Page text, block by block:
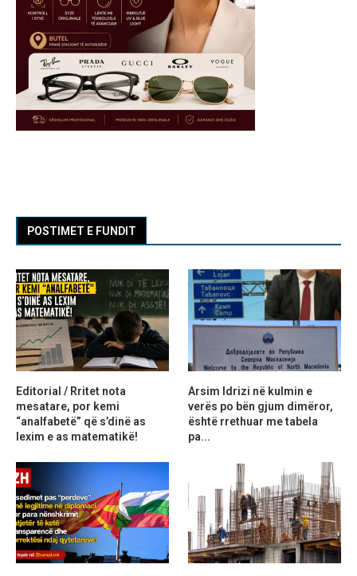
POSTIMET E FUNDIT
Editorial / Rritet nota
mesatare, por kemi
“analfabetë” që s’dinë as
lexim e as matematikë!
Arsim Idrizi në kulmin e
verës po bën gjum dimëror,
është rrethuar me tabela
pa...